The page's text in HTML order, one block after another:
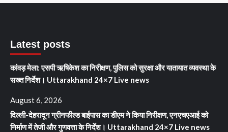
Latest posts
कांवड़ मेला: एसपी ऋषिकेश का निरीक्षण, पुलिस को सुरक्षा और यातायात व्यवस्था के
सख्त निर्देश। Uttarakhand 24×7 Live news
August 6, 2026
दिल्ली-देहरादून ग्रीनफील्ड बाईपास का डीएम ने किया निरीक्षण, एनएचएआई को
निर्माण में तेजी और गुणवत्ता के निर्देश। Uttarakhand 24×7 Live news